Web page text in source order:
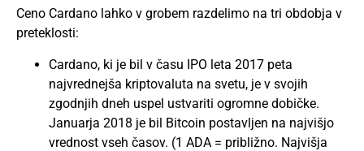
Ceno Cardano lahko v grobem razdelimo na tri obdobja v
preteklosti:
Cardano, ki je bil v času IPO leta 2017 peta
najvrednejša kriptovaluta na svetu, je v svojih
zgodnjih dneh uspel ustvariti ogromne dobičke.
Januarja 2018 je bil Bitcoin postavljen na najvišjo
vrednost vseh časov. (1 ADA = približno. Najvišja